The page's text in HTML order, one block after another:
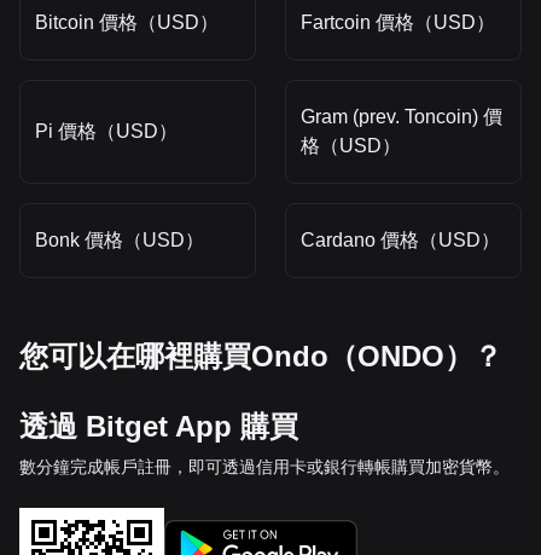
Bitcoin 價格（USD） Fartcoin 價格（USD）
Pi 價格（USD）
Gram (prev. Toncoin) 價
格（USD）
Bonk 價格（USD） Cardano 價格（USD）
您可以在哪裡購買Ondo（ONDO）？
透過 Bitget App 購買
數分鐘完成帳戶註冊，即可透過信用卡或銀行轉帳購買加密貨幣。